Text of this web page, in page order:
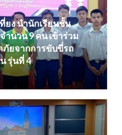
ยง นำนักเรียนชั้น
ำนวน 9 คน เข้าร่วม
ยจากการขับขี่รถ
รุ่นที่ 4